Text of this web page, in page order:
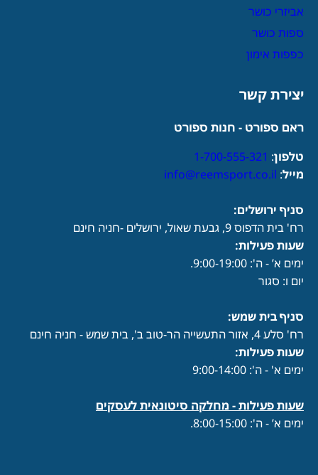
אביזרי כושר
ספות כושר
כפפות אימון
יצירת קשר
ראם ספורט - חנות ספורט
טלפון:
1-700-555-321
מייל:
info@reemsport.co.il
סניף ירושלים:
רח' בית הדפוס 9, גבעת שאול, ירושלים -חניה חינם
שעות פעילות:
ימים א’ - ה': 9:00-19:00.
יום ו: סגור
סניף בית שמש:
רח' סלע 4, אזור התעשייה הר-טוב ב', בית שמש - חניה חינם
שעות פעילות:
ימים א' - ה': 9:00-14:00
שעות פעילות - מחלקה סיטונאית לעסקים
ימים א’ - ה': 8:00-15:00.